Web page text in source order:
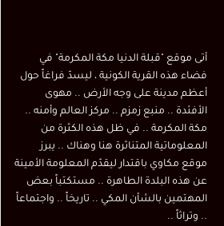
أتى موقع "قبلة الدنيا مكة المكرمة" في
فضاء هذه القرية الكونية ، ليسدّ فراغاً حول
أعظم مدينة على وجه الأرض .. مهوى
الأفئدة .. منبع زمزم .. مركز العالم وأمنه ..
مكة المكرمة .. في ظل هذه الكثرة من
المعلوماتية المتناثرة هنا وهناك .. يبرز
موقع مكاوي باقتدار ليقدّم المعلومة الأمينة
عن هذه البلدة الطاهرة .. مستكتباً بعض
المهتمين بالشأن المكي .. تاريخاً .. واجتماعاً
.. وتراثاً ..